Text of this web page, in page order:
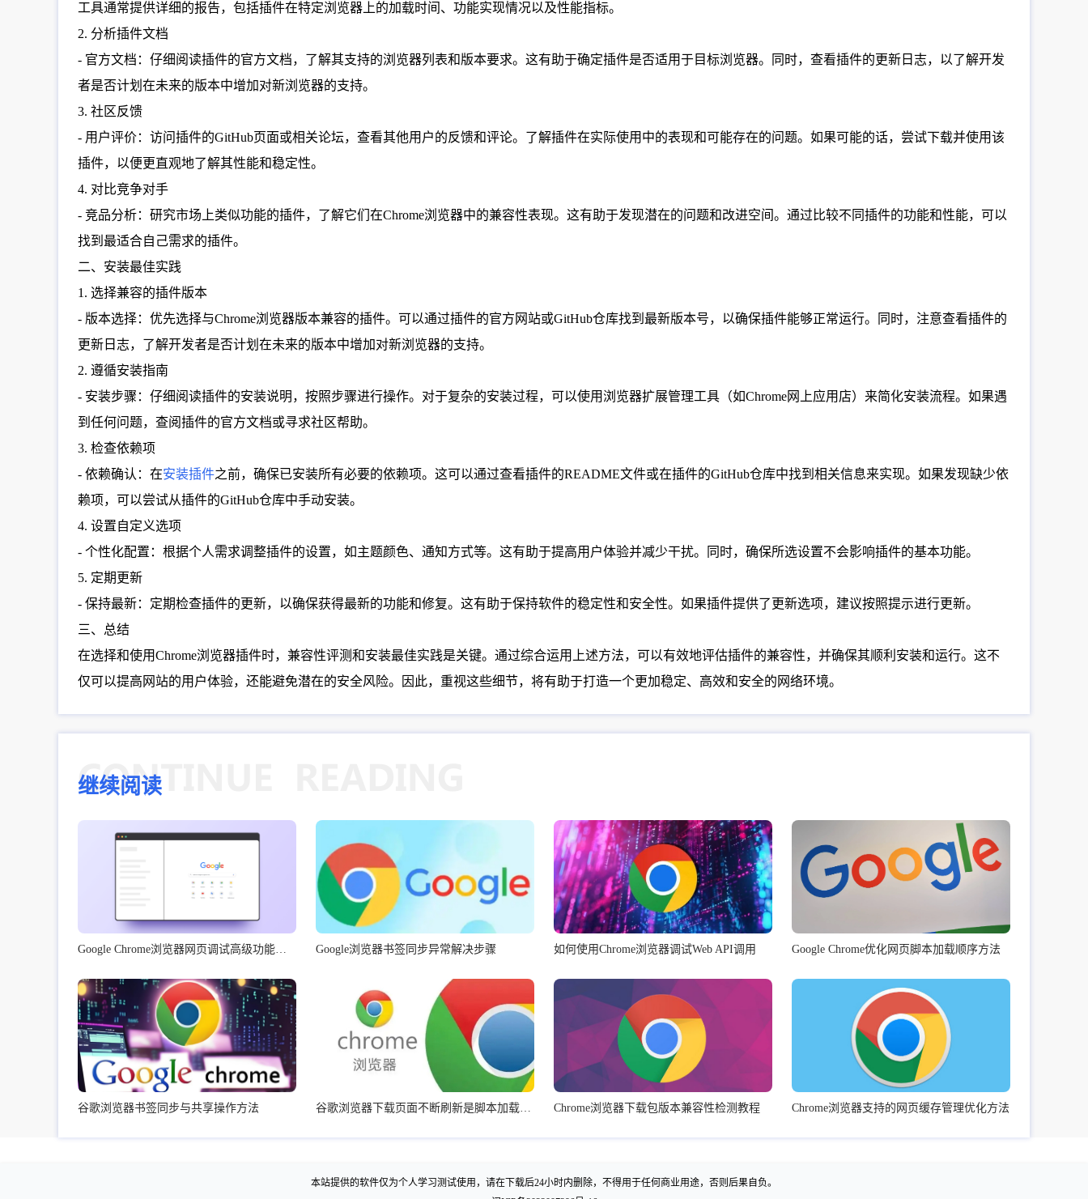
工具通常提供详细的报告，包括插件在特定浏览器上的加载时间、功能实现情况以及性能指标。
2. 分析插件文档
- 官方文档：仔细阅读插件的官方文档，了解其支持的浏览器列表和版本要求。这有助于确定插件是否适用于目标浏览器。同时，查看插件的更新日志，以了解开发
者是否计划在未来的版本中增加对新浏览器的支持。
3. 社区反馈
- 用户评价：访问插件的GitHub页面或相关论坛，查看其他用户的反馈和评论。了解插件在实际使用中的表现和可能存在的问题。如果可能的话，尝试下载并使用该
插件，以便更直观地了解其性能和稳定性。
4. 对比竞争对手
- 竞品分析：研究市场上类似功能的插件，了解它们在Chrome浏览器中的兼容性表现。这有助于发现潜在的问题和改进空间。通过比较不同插件的功能和性能，可以
找到最适合自己需求的插件。
二、安装最佳实践
1. 选择兼容的插件版本
- 版本选择：优先选择与Chrome浏览器版本兼容的插件。可以通过插件的官方网站或GitHub仓库找到最新版本号，以确保插件能够正常运行。同时，注意查看插件的
更新日志，了解开发者是否计划在未来的版本中增加对新浏览器的支持。
2. 遵循安装指南
- 安装步骤：仔细阅读插件的安装说明，按照步骤进行操作。对于复杂的安装过程，可以使用浏览器扩展管理工具（如Chrome网上应用店）来简化安装流程。如果遇
到任何问题，查阅插件的官方文档或寻求社区帮助。
3. 检查依赖项
- 依赖确认：在安装插件之前，确保已安装所有必要的依赖项。这可以通过查看插件的README文件或在插件的GitHub仓库中找到相关信息来实现。如果发现缺少依
赖项，可以尝试从插件的GitHub仓库中手动安装。
4. 设置自定义选项
- 个性化配置：根据个人需求调整插件的设置，如主题颜色、通知方式等。这有助于提高用户体验并减少干扰。同时，确保所选设置不会影响插件的基本功能。
5. 定期更新
- 保持最新：定期检查插件的更新，以确保获得最新的功能和修复。这有助于保持软件的稳定性和安全性。如果插件提供了更新选项，建议按照提示进行更新。
三、总结
在选择和使用Chrome浏览器插件时，兼容性评测和安装最佳实践是关键。通过综合运用上述方法，可以有效地评估插件的兼容性，并确保其顺利安装和运行。这不
仅可以提高网站的用户体验，还能避免潜在的安全风险。因此，重视这些细节，将有助于打造一个更加稳定、高效和安全的网络环境。
继续阅读
Google Chrome浏览器网页调试高级功能使用 Google浏览器书签同步异常解决步骤 如何使用Chrome浏览器调试Web API调用 Google Chrome优化网页脚本加载顺序方法
谷歌浏览器书签同步与共享操作方法 谷歌浏览器下载页面不断刷新是脚本加载失败吗 Chrome浏览器下载包版本兼容性检测教程 Chrome浏览器支持的网页缓存管理优化方法
本站提供的软件仅为个人学习测试使用，请在下载后24小时内删除，不得用于任何商业用途，否则后果自负。